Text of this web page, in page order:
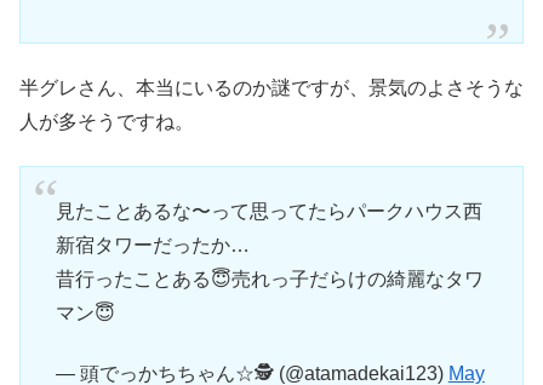
半グレさん、本当にいるのか謎ですが、景気のよさそうな
人が多そうですね。
見たことあるな〜って思ってたらパークハウス西
新宿タワーだったか…
昔行ったことある😇売れっ子だらけの綺麗なタワ
マン😇
— 頭でっかちちゃん☆🕵 (@atamadekai123) May